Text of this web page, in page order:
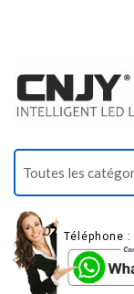
Téléphone :